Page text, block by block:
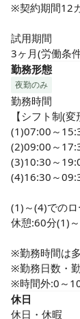
※契約期間12
試用期間
3ヶ月(労働条
勤務形態
夜勤のみ
勤務時間
【シフト制(変
(1)07:00～
(2)09:00～
(3)10:30～
(4)16:30～
(1)～(4)での
休憩:60分(1)
※勤務時間は
※勤務日数・
※時間外:0～
休日
休日・休暇